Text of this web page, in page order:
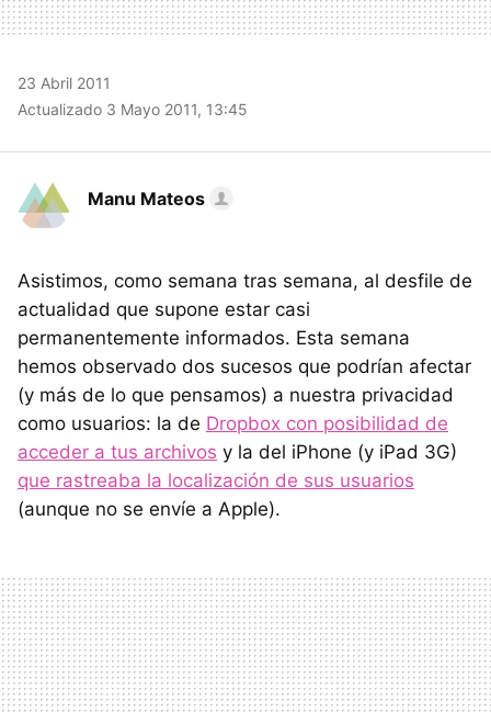
23 Abril 2011
Actualizado 3 Mayo 2011, 13:45
Manu Mateos
Asistimos, como semana tras semana, al desfile de
actualidad que supone estar casi
permanentemente informados. Esta semana
hemos observado dos sucesos que podrían afectar
(y más de lo que pensamos) a nuestra privacidad
como usuarios: la de Dropbox con posibilidad de
acceder a tus archivos y la del iPhone (y iPad 3G)
que rastreaba la localización de sus usuarios
(aunque no se envíe a Apple).